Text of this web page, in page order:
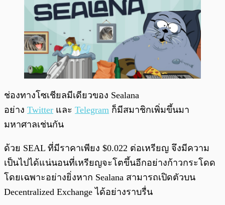
ช่องทางโซเชียลมีเดียวของ Sealana
อย่าง Twitter และ Telegram ก็มีสมาชิกเพิ่มขึ้นมา
มหาศาลเช่นกัน
ด้วย SEAL ที่มีราคาเพียง $0.022 ต่อเหรียญ จึงมีความ
เป็นไปได้แน่นอนที่เหรียญจะโตขึ้นอีกอย่างก้าวกระโดด
โดยเฉพาะอย่างยิ่งหาก Sealana สามารถเปิดตัวบน
Decentralized Exchange ได้อย่างราบรื่น